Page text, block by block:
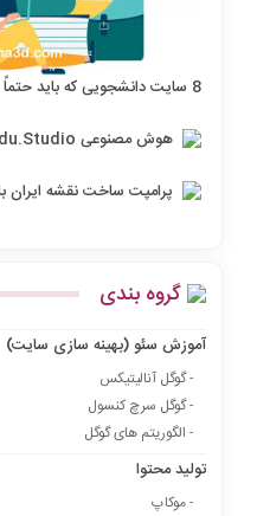
8 سایت دانشجویی که باید حتماً داشته باشی
هوش مصنوعی Vidu.Studio
پرامپت ساخت نقشه ایران
گروه بندی
آموزش سئو (بهینه سازی سایت)
- گوگل آنالیتیکس
- گوگل سرچ کنسول
- الگوریتم های گوگل
تولید محتوا
- موکاپ